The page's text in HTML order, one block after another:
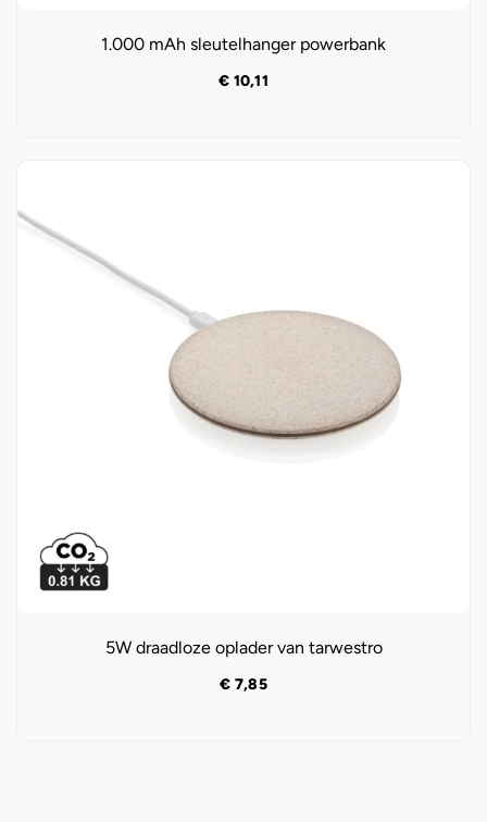
1.000 mAh sleutelhanger powerbank
€ 10,11
5W draadloze oplader van tarwestro
€ 7,85